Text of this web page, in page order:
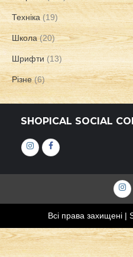
Техніка (19)
Школа (20)
Шрифти (13)
Різне (6)
SHOPICAL SOCIAL
ІнстаграмФейсбук
Всі права захищені |